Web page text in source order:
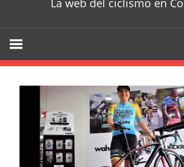
La web del ciclismo en